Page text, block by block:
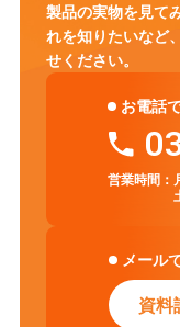
製品の実物を見て
れを知りたいなど、
せください。
お電話
営業時間：
メール
資料